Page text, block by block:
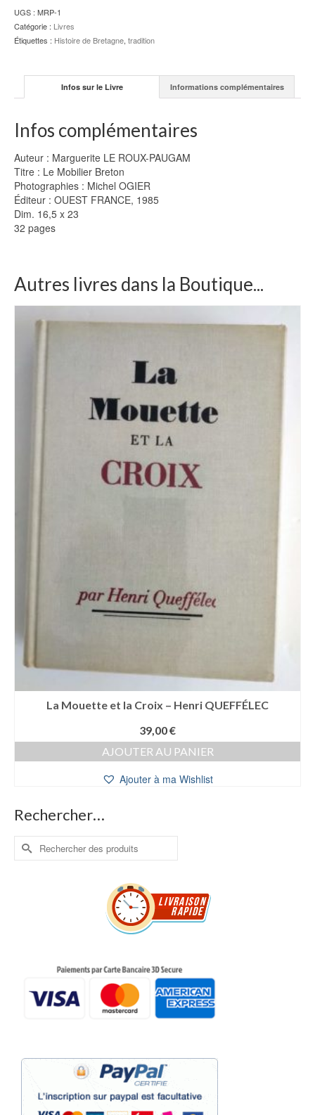
UGS : MRP-1
Catégorie : Livres
Étiquettes : Histoire de Bretagne, tradition
Infos sur le Livre Informations complémentaires
Infos complémentaires
Auteur : Marguerite LE ROUX-PAUGAM
Titre : Le Mobilier Breton
Photographies : Michel OGIER
Éditeur : OUEST FRANCE, 1985
Dim. 16,5 x 23
32 pages
Autres livres dans la Boutique...
La Mouette et la Croix – Henri QUEFFÉLEC
39,00€
AJOUTER AU PANIER
Ajouter à ma Wishlist
Rechercher…
Rechercher :